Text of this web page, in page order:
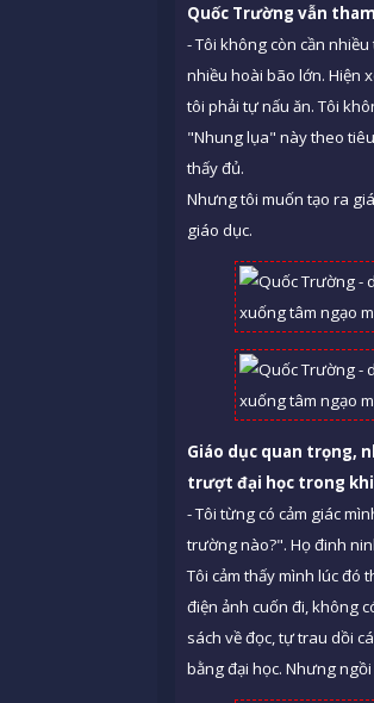
Quốc Trường vẫn
- Tôi không còn cần
nhiều hoài bão lớn. Hiện
tôi phải tự nấu ăn. Tôi
"Nhung lụa" này theo
thấy đủ.
Nhưng tôi muốn tạo ra
giáo dục.
Giáo dục quan trọng,
trượt đại học trong khi
- Tôi từng có cảm giác
trường nào?". Họ đinh
Tôi cảm thấy mình lúc đó
điện ảnh cuốn đi, không
sách về đọc, tự trau dồi
bằng đại học. Nhưng